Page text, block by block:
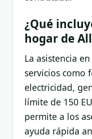
¿Qué
hogar de
La asistencia
servicios como
electricidad,
límite de 150
permite a los
ayuda rápida